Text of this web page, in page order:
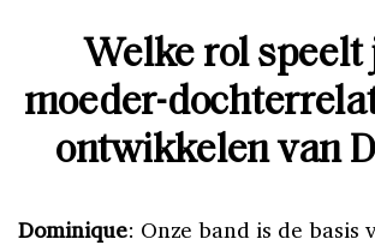
Welke rol speelt
moeder-
ontwikkelen van
Dominique: Onze band is de basis